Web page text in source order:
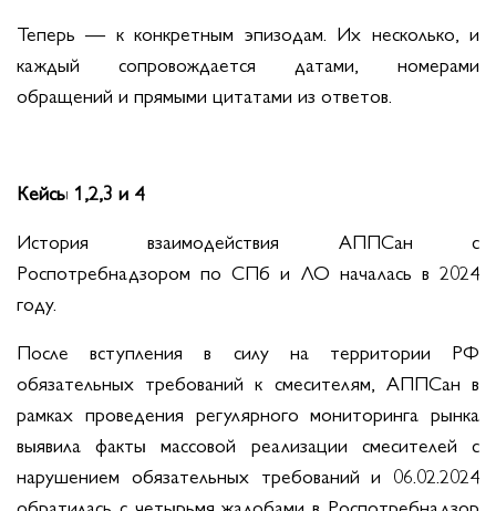
Теперь — к конкретным эпизодам. Их несколько, и
каждый сопровождается датами, номерами
обращений и прямыми цитатами из ответов.
Кейсы 1,2,3 и 4
История взаимодействия АППСан с
Роспотребнадзором по СПб и ЛО началась в 2024
году.
После вступления в силу на территории РФ
обязательных требований к смесителям, АППСан в
рамках проведения регулярного мониторинга рынка
выявила факты массовой реализации смесителей с
нарушением обязательных требований и 06.02.2024